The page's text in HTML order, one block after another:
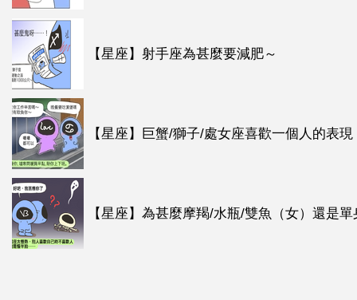
【星座】射手座為甚麼要減肥～
【星座】巨蟹/獅子/處女座喜歡一個人的表現
【星座】為甚麼摩羯/水瓶/雙魚（女）還是